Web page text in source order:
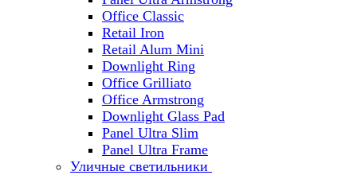
Office Classic
Retail Iron
Retail Alum Mini
Downlight Ring
Office Grilliato
Office Armstrong
Downlight Glass Pad
Panel Ultra Slim
Panel Ultra Frame
Уличные светильники